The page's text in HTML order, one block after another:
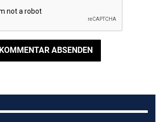
KOMMENTAR ABSENDEN